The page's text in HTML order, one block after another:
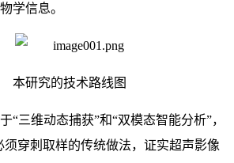
学信息。
本研究的技术路线图
“三维动态捕获”和“双模态智能分析”，
须穿刺取样的传统做法，证实超声影像